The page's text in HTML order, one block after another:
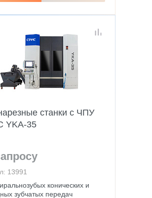
станки с ЧПУ
YKA-35
13991
конических и
зубчатых передач